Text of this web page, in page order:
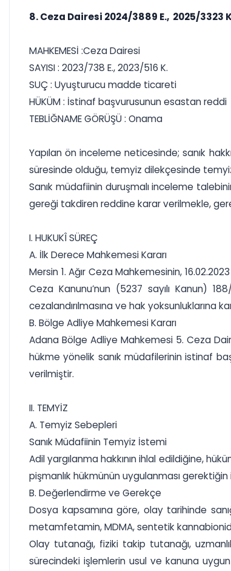
8. Ceza Dairesi 2024/3889 E., 2025/3323
MAHKEMESİ :Ceza Dairesi
SAYISI : 2023/738 E., 2023/516 K.
SUÇ : Uyuşturucu madde ticareti
HÜKÜM : İstinaf başvurusunun esastan reddi
TEBLİĞNAME GÖRÜŞÜ : Onama
Yapılan ön inceleme neticesinde; sanık
süresinde olduğu, temyiz dilekçesinde
Sanık müdafiinin duruşmalı inceleme
gereği takdiren reddine karar verilmekle,
I. HUKUKÎ SÜREÇ
A. İlk Derece Mahkemesi Kararı
Mersin 1. Ağır Ceza Mahkemesinin,
Ceza Kanunu’nun (5237 sayılı Kanun)
cezalandırılmasına ve hak yoksunluklarına
B. Bölge Adliye Mahkemesi Kararı
Adana Bölge Adliye Mahkemesi 5. Ceza
hükme yönelik sanık müdafilerinin istinaf
verilmiştir.
II. TEMYİZ
A. Temyiz Sebepleri
Sanık Müdafiinin Temyiz İstemi
Adil yargılanma hakkının ihlal edildiğine,
pişmanlık hükmünün uygulanması gerektiğin
B. Değerlendirme ve Gerekçe
Dosya kapsamına göre, olay tarihinde
metamfetamin, MDMA, sentetik
Olay tutanağı, fiziki takip tutanağı,
sürecindeki işlemlerin usul ve kanuna